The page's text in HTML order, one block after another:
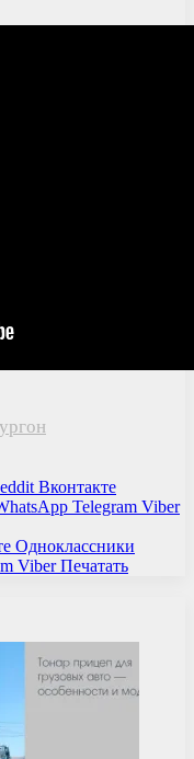
Вконтакте
Telegram Viber
Одноклассники
Viber Печатать